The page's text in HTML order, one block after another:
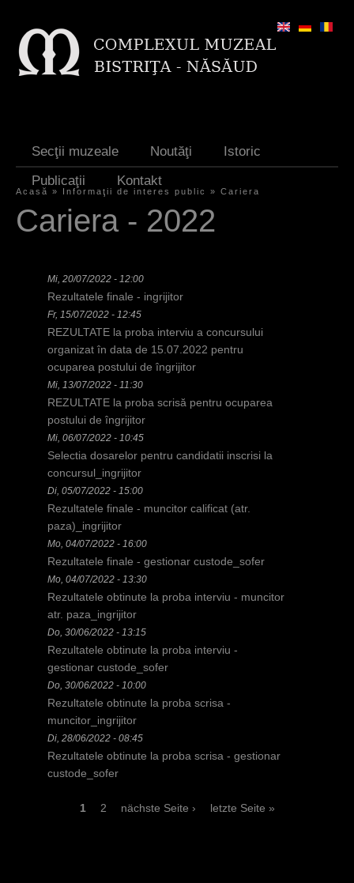
Secţii muzeale Noutăţi
Istoric
Publicaţii
Kontakt
S
Acasă » Informaţii de interes public » Cariera
Cariera - 2022
Mi, 20/07/2022 - 12:00
Rezultatele finale - ingrijitor
Fr, 15/07/2022 - 12:45
REZULTATE la proba interviu a concursului
organizat în data de 15.07.2022 pentru
ocuparea postului de îngrijitor
Mi, 13/07/2022 - 11:30
REZULTATE la proba scrisă pentru ocuparea
postului de îngrijitor
Mi, 06/07/2022 - 10:45
Selectia dosarelor pentru candidatii inscrisi la
concursul_ingrijitor
Di, 05/07/2022 - 15:00
Rezultatele finale - muncitor calificat (atr.
paza)_ingrijitor
Mo, 04/07/2022 - 16:00
Rezultatele finale - gestionar custode_sofer
Mo, 04/07/2022 - 13:30
Rezultatele obtinute la proba interviu - muncitor
atr. paza_ingrijitor
Do, 30/06/2022 - 13:15
Rezultatele obtinute la proba interviu -
gestionar custode_sofer
Do, 30/06/2022 - 10:00
Rezultatele obtinute la proba scrisa -
muncitor_ingrijitor
Di, 28/06/2022 - 08:45
Rezultatele obtinute la proba scrisa - gestionar
custode_sofer
1 2 nächste Seite › letzte Seite »